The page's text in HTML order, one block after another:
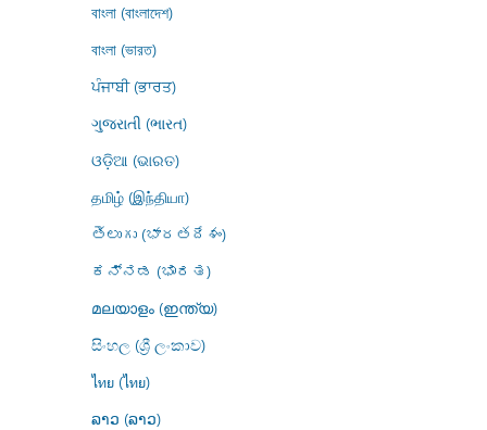
বাংলা (বাংলাদেশ)
বাংলা (ভারত)
ਪੰਜਾਬੀ (ਭਾਰਤ)
ગુજરાતી (ભારત)
ଓଡ଼ିଆ (ଭାରତ)
தமிழ் (இந்தியா)
తెలుగు (భారతదేశం)
ಕನ್ನಡ (ಭಾರತ)
മലയാളം (ഇന്ത്യ)
සිංහල (ශ්‍රී ලංකාව)
ไทย (ไทย)
ລາວ (ລາວ)